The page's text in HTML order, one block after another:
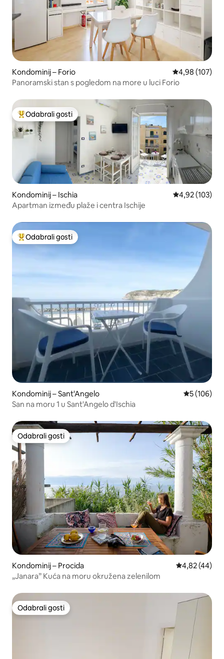
Kondominij – Forio Prosječna
4,98 (107)
Panoramski stan s pogledom na more u luci Forio
Među najviše rangiranima s oznakom „Odabrali gosti”
Odabrali gosti
Kondominij – Ischia Prosječna
4,92 (103)
Apartman između plaže i centra Ischije
Među najviše rangiranima s oznakom „Odabrali gosti”
Odabrali gosti
Kondominij – Sant'Angelo Prosječna
5 (106)
San na moru 1 u Sant'Angelo d'Ischia
Odabrali gosti
Odabrali gosti
Kondominij – Procida Prosječna
4,82 (44)
„Janara” Kuća na moru okružena zelenilom
Odabrali gosti
Odabrali gosti